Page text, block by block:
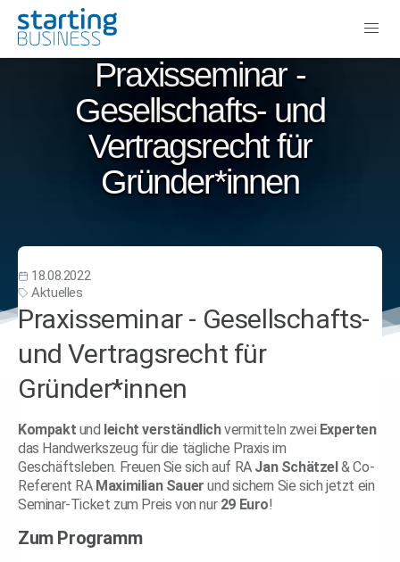
Praxisseminar -
Gesellschafts- und
Vertragsrecht für
Gründer*innen
18.08.2022
Aktuelles
Praxisseminar - Gesellschafts-
und Vertragsrecht für
Gründer*innen
Kompakt und leicht verständlichvermitteln zwei Experten
das Handwerkszeug für die tägliche Praxis im
Geschäftsleben. Freuen Sie sich auf RA Jan Schätzel& Co-
Referent RA Maximilian Sauer und sichern Sie sich jetzt ein
Seminar-Ticket zum Preis von nur 29 Euro!
Zum Programm